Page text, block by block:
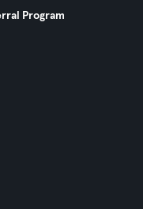
Program